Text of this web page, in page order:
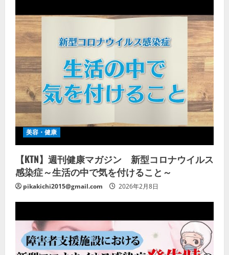
美容・健康
【KTN】週刊健康マガジン 新型コロナウイルス
感染症～生活の中で気を付けること～
pikakichi2015@gmail.com 2026年2月8日